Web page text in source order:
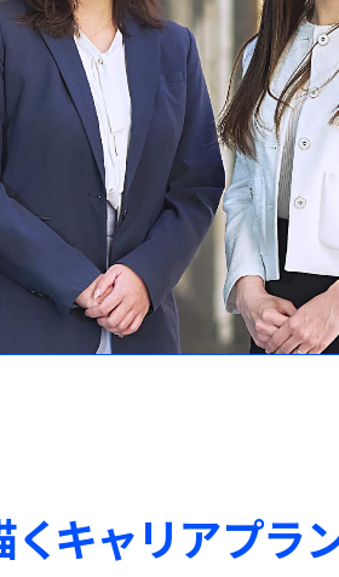
くキャリアプラ